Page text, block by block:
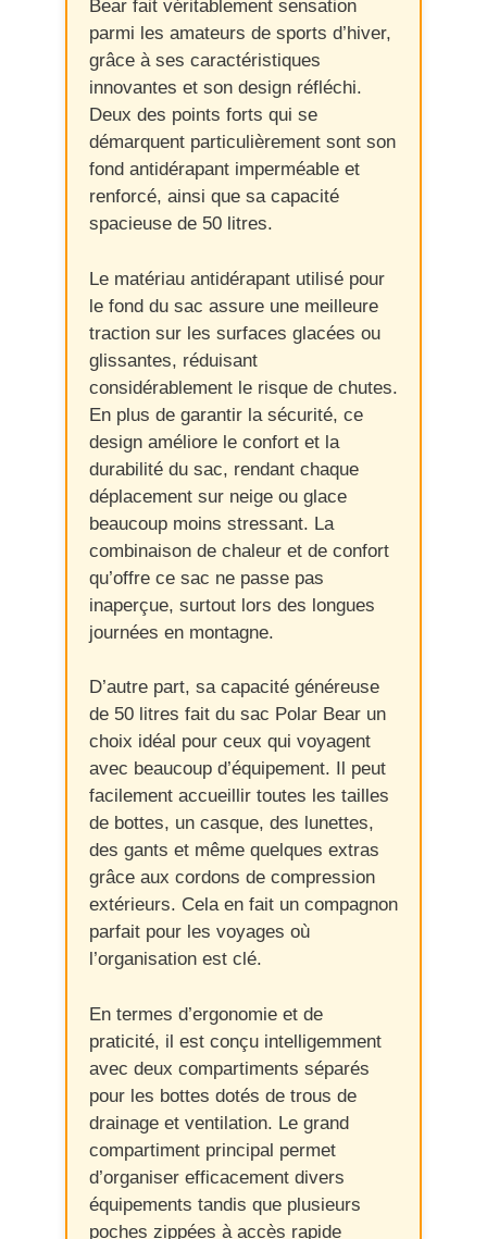
Bear fait véritablement sensation
parmi les amateurs de sports d’hiver,
grâce à ses caractéristiques
innovantes et son design réfléchi.
Deux des points forts qui se
démarquent particulièrement sont son
fond antidérapant imperméable et
renforcé, ainsi que sa capacité
spacieuse de 50 litres.
Le matériau antidérapant utilisé pour
le fond du sac assure une meilleure
traction sur les surfaces glacées ou
glissantes, réduisant
considérablement le risque de chutes.
En plus de garantir la sécurité, ce
design améliore le confort et la
durabilité du sac, rendant chaque
déplacement sur neige ou glace
beaucoup moins stressant. La
combinaison de chaleur et de confort
qu’offre ce sac ne passe pas
inaperçue, surtout lors des longues
journées en montagne.
D’autre part, sa capacité généreuse
de 50 litres fait du sac Polar Bear un
choix idéal pour ceux qui voyagent
avec beaucoup d’équipement. Il peut
facilement accueillir toutes les tailles
de bottes, un casque, des lunettes,
des gants et même quelques extras
grâce aux cordons de compression
extérieurs. Cela en fait un compagnon
parfait pour les voyages où
l’organisation est clé.
En termes d’ergonomie et de
praticité, il est conçu intelligemment
avec deux compartiments séparés
pour les bottes dotés de trous de
drainage et ventilation. Le grand
compartiment principal permet
d’organiser efficacement divers
équipements tandis que plusieurs
poches zippées à accès rapide